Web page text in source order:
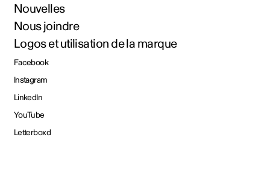
Nouvelles
Nous joindre
Logos et utilisation de la marque
Facebook
Instagram
LinkedIn
YouTube
Letterboxd